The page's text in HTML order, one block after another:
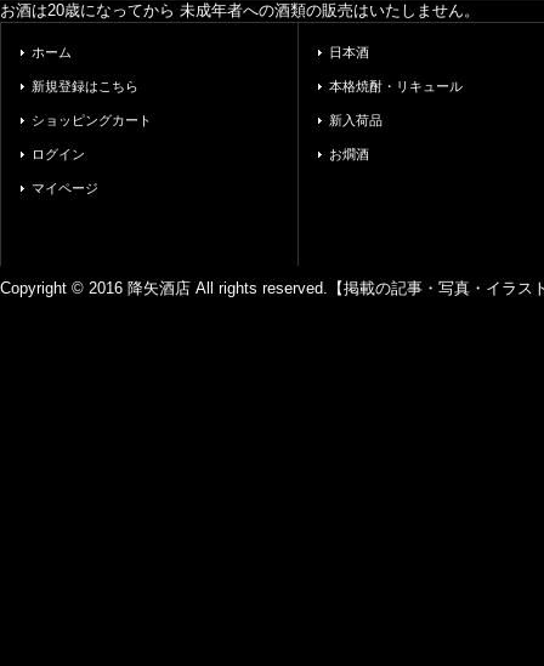
お酒は20歳になってから 未成年者への酒類の販売はいたしません。
ホーム
新規登録はこちら
ショッピングカート
ログイン
マイページ
日本酒
本格焼酎・リキュール
新入荷品
お燗酒
Copyright © 2016 降矢酒店 All rights reserved.【掲載の記事・写真・イラス